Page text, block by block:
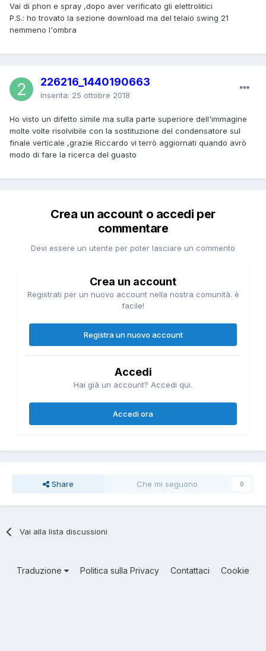
Vai di phon e spray ,dopo aver verificato gli elettrolitici
P.S.: ho trovato la sezione download ma del telaio swing 21
nemmeno l'ombra
226216_1440190663
Inserita: 25 ottobre 2018
Ho visto un difetto simile ma sulla parte superiore dell'immagine
molte volte risolvibile con la sostituzione del condensatore sul
finale verticale ,grazie Riccardo vi terrò aggiornati quando avrò
modo di fare la ricerca del guasto
Crea un account o accedi per
commentare
Devi essere un utente per poter lasciare un commento
Crea un account
Registrati per un nuovo account nella nostra comunità. è
facile!
Registra un nuovo account
Accedi
Hai già un account? Accedi qui.
Accedi ora
Share Che mi seguono 0
Vai alla lista discussioni
Traduzione Politica sulla Privacy Contattaci Cookie